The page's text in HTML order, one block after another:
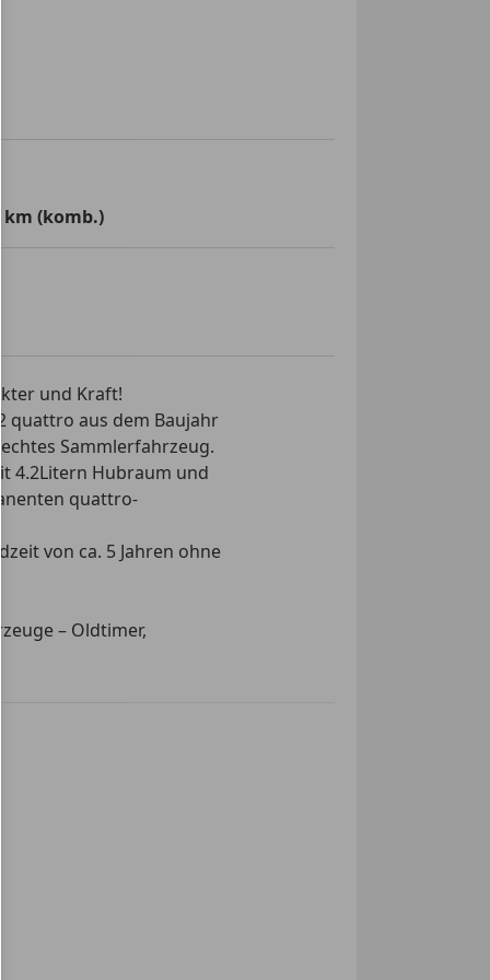
(komb.)
und Kraft!
quattro aus dem Baujahr
Sammlerfahrzeug.
4.2Litern Hubraum und
quattro-
von ca. 5 Jahren ohne
– Oldtimer,